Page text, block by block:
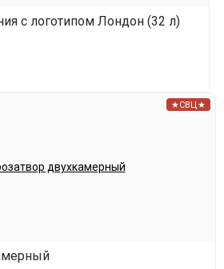
с логотипом Лондон (32 л)
★СВЦ★